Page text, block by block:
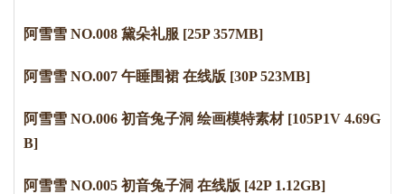
阿雪雪 NO.008 黛朵礼服 [25P 357MB]
阿雪雪 NO.007 午睡围裙 在线版 [30P 523MB]
阿雪雪 NO.006 初音兔子洞 绘画模特素材 [105P1V 4.69G
B]
阿雪雪 NO.005 初音兔子洞 在线版 [42P 1.12GB]